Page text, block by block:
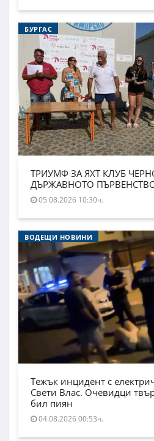
БУРГАС
ТРИУМФ ЗА ЯХТ КЛУБ
ДЪРЖАВНОТО
05.08.2026 10:30ч.
ВОДЕЩИ НОВИНИ
Тежък инцидент с
Свети Влас. Очевидци
бил пиян
04.08.2026 00:53ч.